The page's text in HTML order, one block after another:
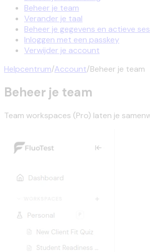
Beheer je team
Verander je taal
Beheer je gegevens en actieve
Inloggen met een passkey
Verwijder je account
Helpcentrum/Account/Beheer je team
Beheer je team
Team workspaces (Pro) laten je